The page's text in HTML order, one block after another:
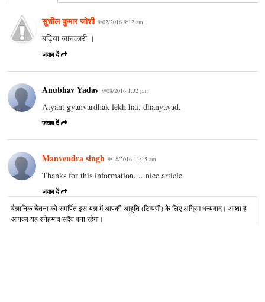
सुशील कुमार जोशी 9/02/2016 9:12 am
बढ़िया जानकारी ।
जवाब दें
Anubhav Yadav 9/08/2016 1:32 pm
Atyant gyanvardhak lekh hai, dhanyavad.
जवाब दें
Manvendra singh 9/18/2016 11:15 am
Thanks for this information. ...nice article
जवाब दें
वैज्ञानिक चेतना को समर्पित इस यज्ञ में आपकी आहुति (टिप्पणी) के लिए अग्रिम धन्यवाद। आशा है
आपका यह स्नेहभाव सदैव बना रहेगा।